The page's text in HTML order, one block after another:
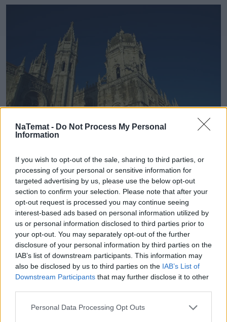
NaTemat - Do Not Process My Personal
Information
If you wish to opt-out of the sale, sharing to third parties, or
processing of your personal or sensitive information for
targeted advertising by us, please use the below opt-out
section to confirm your selection. Please note that after your
opt-out request is processed you may continue seeing
interest-based ads based on personal information utilized by
us or personal information disclosed to third parties prior to
your opt-out. You may separately opt-out of the further
disclosure of your personal information by third parties on the
IAB’s list of downstream participants. This information may
also be disclosed by us to third parties on the IAB’s List of
Downstream Participants that may further disclose it to other
Personal Data Processing Opt Outs
Klasztor Hieronimitów. Zdjecie: Krzysztof Gierak infolizbona.com
Czy masz swoje ukochane miejsca, do których
często wracasz?
Jednym z moich ulubionych miejsc jest kolorowa ulica
Bica, po której powoli wspina się żółta winda Elevador da
Bica. Jedna rada: wszyscy zatrzymują się i oglądają tę
ulicę z góry, ja polecam jednak zejść w dół, usiąść sobie
przy kawie lub kieliszku zielonego wina w jednym z
barów i po prostu oglądać życie ulicy.
Na zachody słońca polecam dwa punkty widokowe:
Miradouro da Senhora do Monte lub Miradouro de Santa